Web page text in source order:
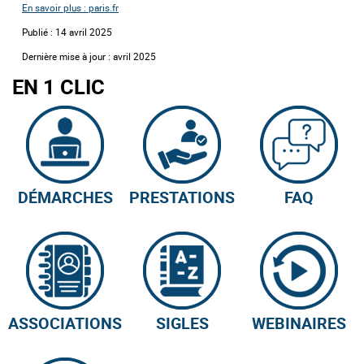
En savoir plus : paris.fr
Publié : 14 avril 2025
Dernière mise à jour : avril 2025
EN 1 CLIC
DÉMARCHES PRESTATIONS FAQ
ASSOCIATIONS SIGLES WEBINAIRES